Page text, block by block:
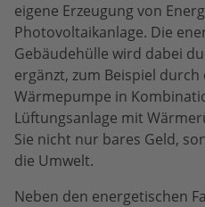
eigene Erzeugung von
Photovoltaikanlage. Die
Gebäudehülle wird dabei
ergänzt, zum Beispiel
Wärmepumpe in
Lüftungsanlage mit
Sie nicht nur bares Geld,
die Umwelt.
Neben den energetischen